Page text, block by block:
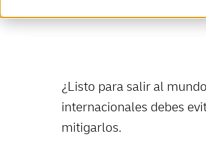
¿Listo para salir al
internacionales debes
mitigarlos.